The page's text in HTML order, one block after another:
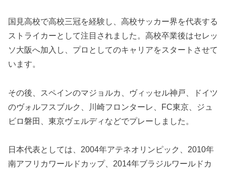
国見高校で高校三冠を経験し、高校サッカー界を代表する
ストライカーとして注目されました。高校卒業後はセレッ
ソ大阪へ加入し、プロとしてのキャリアをスタートさせて
います。
その後、スペインのマジョルカ、ヴィッセル神戸、ドイツ
のヴォルフスブルク、川崎フロンターレ、FC東京、ジュ
ビロ磐田、東京ヴェルディなどでプレーしました。
日本代表としては、2004年アテネオリンピック、2010年
南アフリカワールドカップ、2014年ブラジルワールドカ